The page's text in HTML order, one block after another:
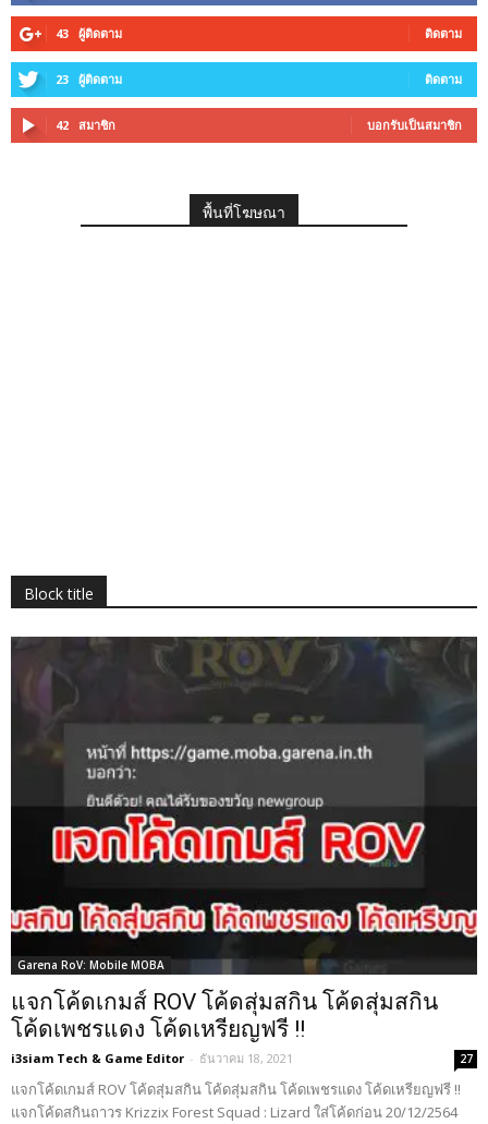
43 ผู้ติดตาม ติดตาม
23 ผู้ติดตาม ติดตาม
42 สมาชิก บอกรับเป็นสมาชิก
พื้นที่โฆษณา
Block title
Garena RoV: Mobile MOBA
แจกโค้ดเกมส์ ROV โค้ดสุ่มสกิน โค้ดสุ่มสกิน
โค้ดเพชรแดง โค้ดเหรียญฟรี !!
i3siam Tech & Game Editor - ธันวาคม 18, 2021 27
แจกโค้ดเกมส์ ROV โค้ดสุ่มสกิน โค้ดสุ่มสกิน โค้ดเพชรแดง โค้ดเหรียญฟรี !!
แจกโค้ดสกินถาวร Krizzix Forest Squad : Lizard ใส่โค้ดก่อน 20/12/2564